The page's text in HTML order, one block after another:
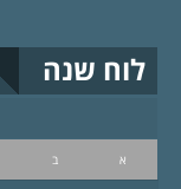
לוח שנה
א ב